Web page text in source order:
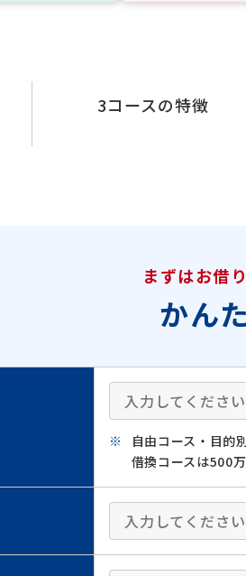
3コースの特徴
まずはお借
かん
自由コース・目的
借換コースは500